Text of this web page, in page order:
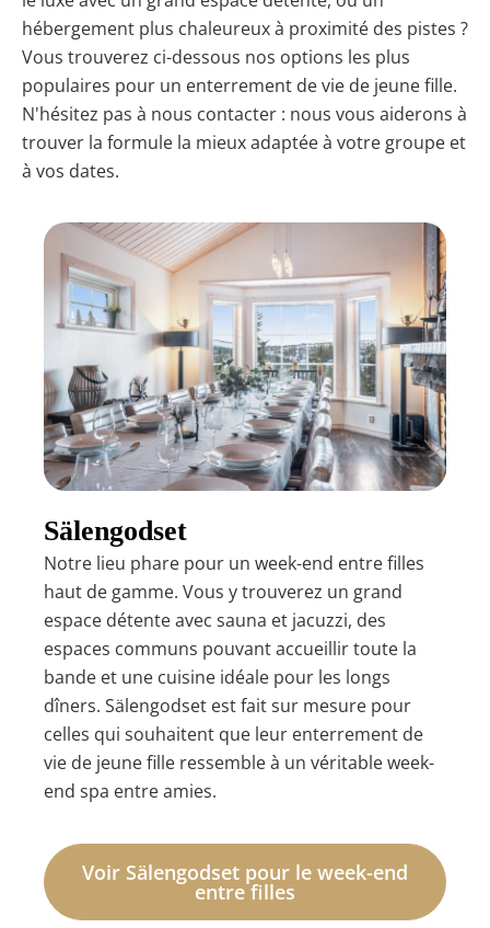
hébergement plus chaleureux à proximité des pistes ?
Vous trouverez ci-dessous nos options les plus
populaires pour un enterrement de vie de jeune fille.
N'hésitez pas à nous contacter : nous vous aiderons à
trouver la formule la mieux adaptée à votre groupe et
à vos dates.
Sälengodset
Notre lieu phare pour un week-end entre filles
haut de gamme. Vous y trouverez un grand
espace détente avec sauna et jacuzzi, des
espaces communs pouvant accueillir toute la
bande et une cuisine idéale pour les longs
dîners. Sälengodset est fait sur mesure pour
celles qui souhaitent que leur enterrement de
vie de jeune fille ressemble à un véritable week-
end spa entre amies.
Voir Sälengodset pour le week-end
entre filles